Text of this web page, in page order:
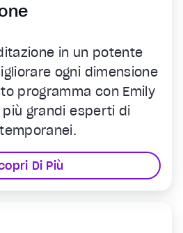
in un potente
ogni dimensione
programma con Emily
grandi esperti di
Di Più